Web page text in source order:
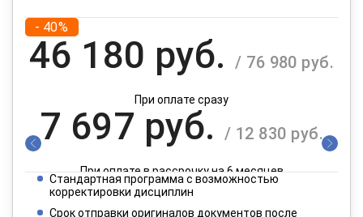
- 40%
46 180 руб. / 76 980 руб.
При оплате сразу
7 697 руб. / 12 830 руб.
При оплате в рассрочку на 6 месяцев
3 849 руб.
Стандартная программа с возможностью
корректировки дисциплин
Срок отправки оригиналов документов после